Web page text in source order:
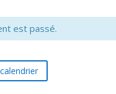
est passé.